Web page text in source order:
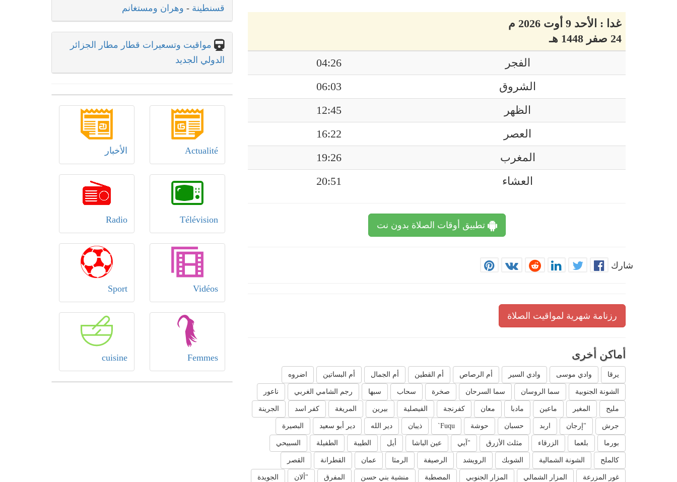
غدا : الأحد 9 أوت 2026 م
24 صفر 1448 هـ
الفجر
04:26
الشروق
06:03
الظهر
12:45
العصر
16:22
المغرب
19:26
العشاء
20:51
تطبيق أوقات الصلاة بدون نت
شارك
رزنامة شهرية لمواقيت الصلاة
أماكن أخرى
يرقا وادي موسى وادي السير أم الرصاص أم القطين أم الجمال أم البساتين اضروه
الشونة الجنوبية سما الروسان سما السرحان صخرة سحاب سبها رجم الشامي الغربي ناعور
مليح المغير ماعين مادبا معان كفرنجة الفيصلية بيرين المريغة كفر اسد الجرينة
جرش "إرجان اربد حسبان حوشة Fuqu` ذيبان دير الله دير أبو سعيد البصيرة
بورما بلعما الزرقاء مثلث الأزرق "آيي عين الباشا أيل الطيبة الطفيلة السبيحي
كالملح الشونة الشمالية الشوبك الرويشد الرصيفة الرمثا عمان القطرانة القصر
غور المزرعة المزار الشمالي المزار الجنوبي المصطبة منشية بني حسن المفرق "ألان الجويدة
قسنطينة - وهران ومستغانم
مواقيت وتسعيرات قطار مطار الجزائر
الدولي الجديد
Actualité الأخبار
Télévision
Radio
Vidéos
Sport
Femmes
cuisine